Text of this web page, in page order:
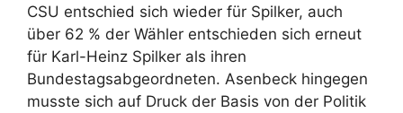
CSU entschied sich wieder für Spilker, auch
über 62 % der Wähler entschieden sich erneut
für Karl-Heinz Spilker als ihren
Bundestagsabgeordneten. Asenbeck hingegen
musste sich auf Druck der Basis von der Politik